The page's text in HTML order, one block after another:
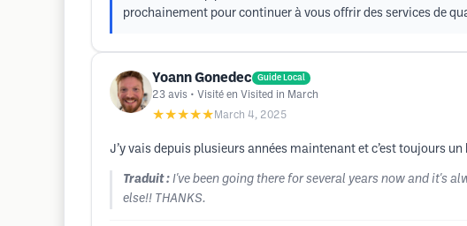
prochainement pour continuer à vous offrir des services de
Yoann Gonedec Guide Local
23 avis • Visité en Visited in March
★★★★★ March 4, 2025
J’y vais depuis plusieurs années maintenant et c’est toujours
Traduit : I've been going there for several years now and it's
else!! THANKS.